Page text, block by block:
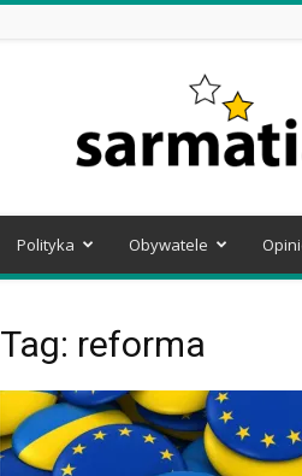
Polityka Obywatele
Tag: reforma